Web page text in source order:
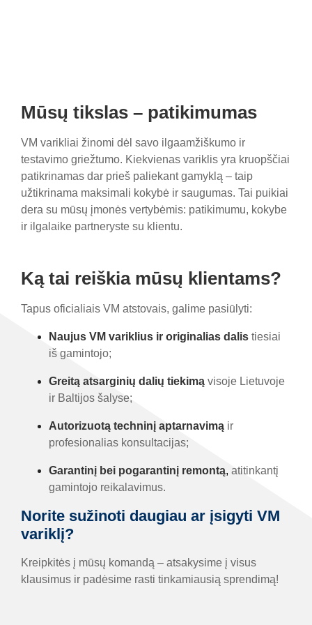
Mūsų tikslas – patikimumas
VM varikliai žinomi dėl savo ilgaamžiškumo ir
testavimo griežtumo. Kiekvienas variklis yra kruopščiai
patikrinamas dar prieš paliekant gamyklą – taip
užtikrinama maksimali kokybė ir saugumas. Tai puikiai
dera su mūsų įmonės vertybėmis: patikimumu, kokybe
ir ilgalaike partneryste su klientu.
Ką tai reiškia mūsų klientams?
Tapus oficialiais VM atstovais, galime pasiūlyti:
Naujus VM variklius ir originalias dalis tiesiai
iš gamintojo;
Greitą atsarginių dalių tiekimą visoje Lietuvoje
ir Baltijos šalyse;
Autorizuotą techninį aptarnavimą ir
profesionalias konsultacijas;
Garantinį bei pogarantinį remontą, atitinkantį
gamintojo reikalavimus.
Norite sužinoti daugiau ar įsigyti VM
variklį?
Kreipkitės į mūsų komandą – atsakysime į visus
klausimus ir padėsime rasti tinkamiausią sprendimą!